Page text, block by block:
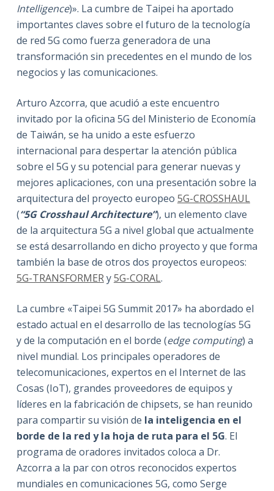
Intelligence)». La cumbre de Taipei ha aportado
importantes claves sobre el futuro de la tecnología
de red 5G como fuerza generadora de una
transformación sin precedentes en el mundo de los
negocios y las comunicaciones.
Arturo Azcorra, que acudió a este encuentro
invitado por la oficina 5G del Ministerio de Economía
de Taiwán, se ha unido a este esfuerzo
internacional para despertar la atención pública
sobre el 5G y su potencial para generar nuevas y
mejores aplicaciones, con una presentación sobre la
arquitectura del proyecto europeo 5G-CROSSHAUL
(“5G Crosshaul Architecture”), un elemento clave
de la arquitectura 5G a nivel global que actualmente
se está desarrollando en dicho proyecto y que forma
también la base de otros dos proyectos europeos:
5G-TRANSFORMERy5G-CORAL.
La cumbre «Taipei 5G Summit 2017» ha abordado el
estado actual en el desarrollo de las tecnologías 5G
y de la computación en el borde (edge computing) a
nivel mundial. Los principales operadores de
telecomunicaciones, expertos en el Internet de las
Cosas (IoT), grandes proveedores de equipos y
líderes en la fabricación de chipsets, se han reunido
para compartir su visión de la inteligencia en el
borde de la red y la hoja de ruta para el 5G. El
programa de oradores invitados coloca a Dr.
Azcorra a la par con otros reconocidos expertos
mundiales en comunicaciones 5G, como Serge